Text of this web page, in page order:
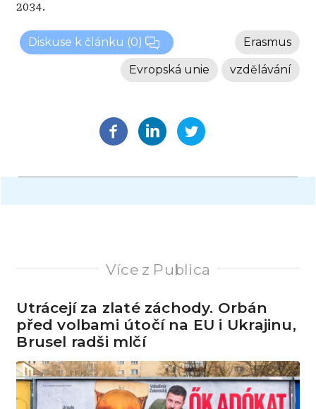
2034.
Diskuse k článku (0) Erasmus
vzdělávání
Evropská unie
Více z Publica
Utrácejí za zlaté záchody. Orbán
před volbami útočí na EU i Ukrajinu,
Brusel radši mlčí